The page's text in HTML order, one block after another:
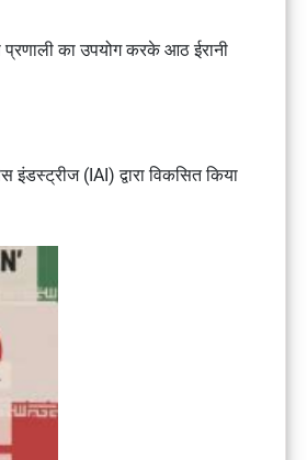
प्रणालीका उपयोग करकेआठ ईरानी
इंडस्ट्रीज (IAI) द्वारा विकसित किया